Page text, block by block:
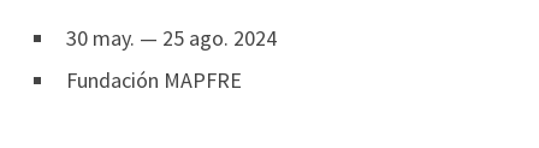
30 may. — 25 ago. 2024
Fundación MAPFRE